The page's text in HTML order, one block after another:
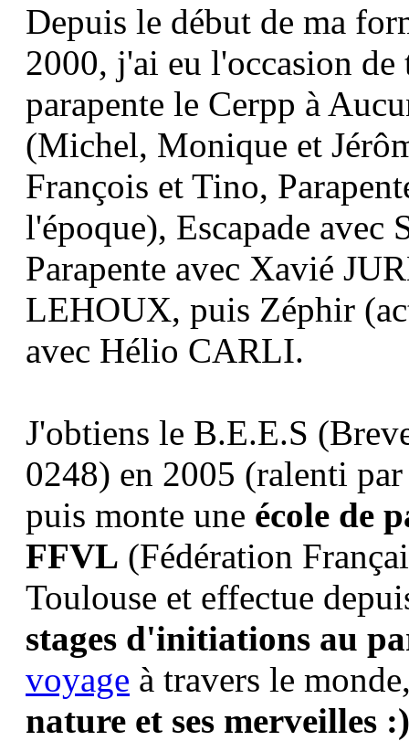
Depuis le début de ma
2000, j'ai eu l'occasion
parapente le Cerpp à
(Michel, Monique et
François et Tino,
l'époque), Escapade avec
Parapente avec Xavié
LEHOUX, puis Zéphir
avec Hélio CARLI.
J'obtiens le B.E.E.S (
0248) en 2005 (ralenti
puis monte une école de
FFVL (Fédération
Toulouse et effectue
stages d'initiations au
voyage à travers le
nature et ses merveilles :)